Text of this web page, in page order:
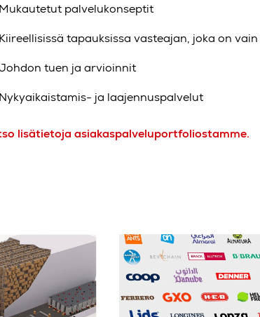
Mukautetut palvelukonseptit
Kiireellisissä tapauksissa vasteajan, joka on
tuen ja arvioinnit
Nykyaikaistamis- ja laajennuspalvelut
lisätietoja asiakaspalveluportfoliostamme.